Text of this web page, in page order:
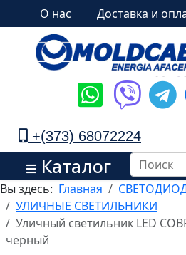
О нас Доставка и
+(373) 68072224
Каталог
Вы здесь: Главная
УЛИЧНЫЕ СВЕТИЛЬНИКИ
Уличный светильник LED
черный